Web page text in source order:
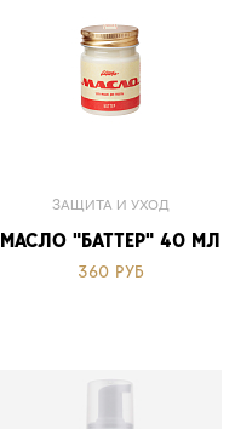
ЗАЩИТА И УХОД
МАСЛО "БАТТЕР" 40 МЛ
360 РУБ